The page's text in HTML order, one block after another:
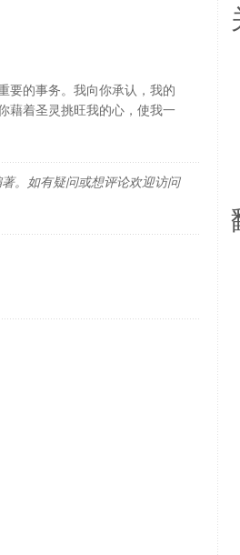
要的事务。我向你承认，我的
藉着圣灵挑旺我的心，使我一
。如有疑问或想评论欢迎访问